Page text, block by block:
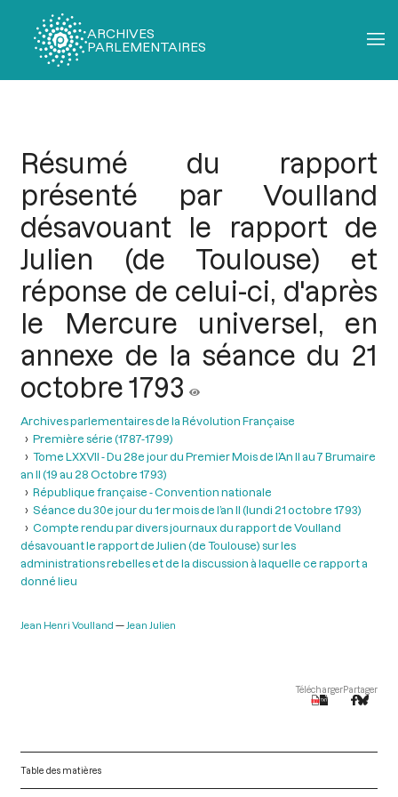
ARCHIVES
PARLEMENTAIRES
Résumé du rapport
présenté par Voulland
désavouant le rapport de
Julien (de Toulouse) et
réponse de celui-ci, d'après
le Mercure universel, en
annexe de la séance du 21
octobre 1793
Archives parlementaires de la Révolution Française
Première série (1787-1799)
Tome LXXVII - Du 28e jour du Premier Mois de l’An II au 7 Brumaire
an II (19 au 28 Octobre 1793)
République française - Convention nationale
Séance du 30e jour du 1er mois de l’an II (lundi 21 octobre 1793)
Compte rendu par divers journaux du rapport de Voulland
désavouant le rapport de Julien (de Toulouse) sur les
administrations rebelles et de la discussion à laquelle ce rapport a
donné lieu
Jean Henri Voulland Jean Julien
TéléchargerPartager
Table des matières